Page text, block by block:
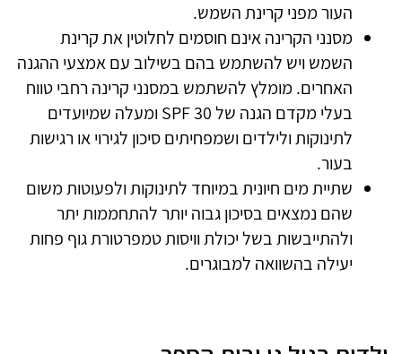
העור מפני קרינת השמש.
מסנני הקרינה אינם חוסמים לחלוטין את קרינת
השמש ויש להשתמש בהם בשילוב עם אמצעי ההגנה
האחרים. מומלץ להשתמש במסנני קרינה רחבי טווח
בעלי מקדם הגנה של 30
SPFומעלה שמיועדים
לתינוקות ולילדים ושמפחיתים סיכון לגירוי או רגישות
בעור.
שתיית מים חיונית במיוחד לתינוקות ולפעוטות משום
שהם נמצאים בסיכון גבוה יותר להתחממות יתר
ולהתייבשות בשל יכולת וויסות טמפרטורת גוף פחות
יעילה בהשוואה למבוגרים.